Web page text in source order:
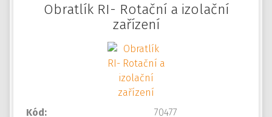
Obratlík RI- Rotační a izolační
zařízení
Kód:
70477